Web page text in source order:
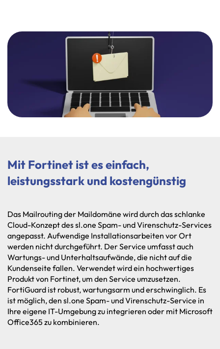
Mit Fortinet isteseinfach,
leistungsstark und kostengünstig
Das Mailrouting der Maildomäne wird durch das schlanke
Cloud-Konzept des sl.one Spam- und Virenschutz-Services
angepasst. Aufwendige Installationsarbeiten vor Ort
werden nicht durchgeführt. Der Service umfasst auch
Wartungs- und Unterhaltsaufwände, die nicht auf die
Kundenseite fallen. Verwendet wird ein hochwertiges
Produkt von Fortinet, um den Service umzusetzen.
FortiGuard ist robust, wartungsarm und erschwinglich. Es
ist möglich, den sl.one Spam- und Virenschutz-Service in
Ihre eigene IT-Umgebung zu integrieren oder mit Microsoft
Office365 zu kombinieren.